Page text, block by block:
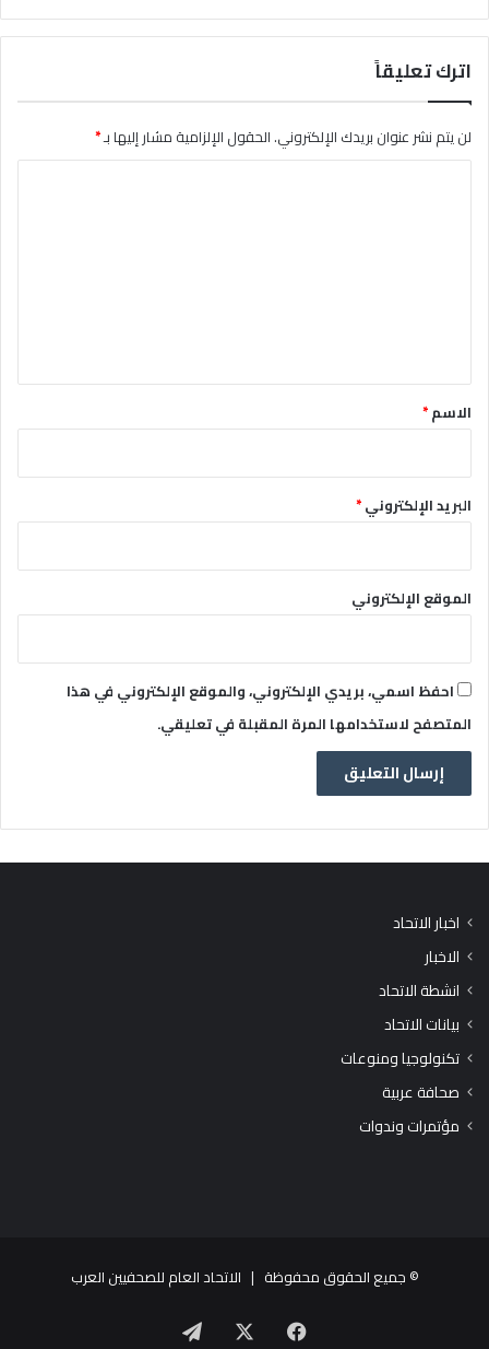
اترك تعليقاً
لن يتم نشر عنوان بريدك الإلكتروني.الحقول الإلزامية مشار إليها بـ*
*الاسم*
البريد الإلكتروني*
الموقع الإلكتروني
احفظ اسمي، بريدي الإلكتروني، والموقع الإلكتروني في هذا
المتصفح لاستخدامها المرة المقبلة في تعليقي.
اخبار الاتحاد
الاخبار
انشطة الاتحاد
بيانات الاتحاد
تكنولوجيا ومنوعات
صحافة عربية
مؤتمرات وندوات
© جميع الحقوق محفوظة | الاتحاد العام للصحفيين العرب
فيسبوك تيلقرام